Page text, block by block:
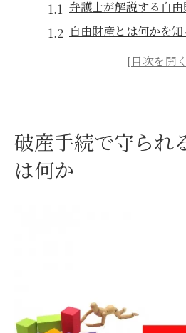
弁護士が解説する自
自由財産とは何かを
生活必需品が自由財産
自由財産拡張の申立
拡張申立てが認められ
99万円以下現金の扱い
破産手続で守られ
は何か